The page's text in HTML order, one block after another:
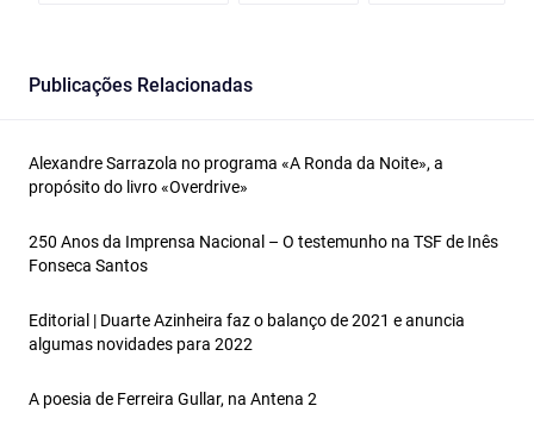
Publicações Relacionadas
Alexandre Sarrazola no programa «A Ronda da Noite», a
propósito do livro «Overdrive»
250 Anos da Imprensa Nacional – O testemunho na TSF de Inês
Fonseca Santos
Editorial | Duarte Azinheira faz o balanço de 2021 e anuncia
algumas novidades para 2022
A poesia de Ferreira Gullar, na Antena 2